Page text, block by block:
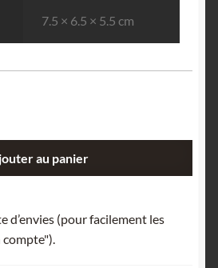
7.5 × 6.5 × 5.5 cm
au panier
d’envies (pour facilement les